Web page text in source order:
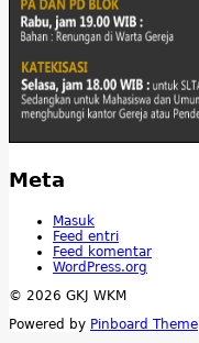
Meta
Masuk
Feed entri
Feed komentar
WordPress.org
© 2026 GKJ WKM
Powered by Pinboard Theme